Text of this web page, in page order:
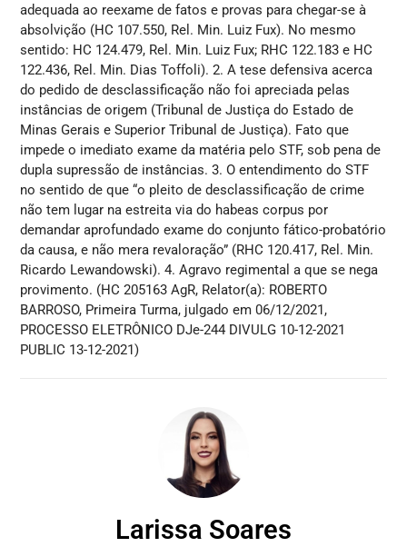
adequada ao reexame de fatos e provas para chegar-se à
absolvição (HC 107.550, Rel. Min. Luiz Fux). No mesmo
sentido: HC 124.479, Rel. Min. Luiz Fux; RHC 122.183 e HC
122.436, Rel. Min. Dias Toffoli). 2. A tese defensiva acerca
do pedido de desclassificação não foi apreciada pelas
instâncias de origem (Tribunal de Justiça do Estado de
Minas Gerais e Superior Tribunal de Justiça). Fato que
impede o imediato exame da matéria pelo STF, sob pena de
dupla supressão de instâncias. 3. O entendimento do STF
no sentido de que “o pleito de desclassificação de crime
não tem lugar na estreita via do habeas corpus por
demandar aprofundado exame do conjunto fático-probatório
da causa, e não mera revaloração” (RHC 120.417, Rel. Min.
Ricardo Lewandowski). 4. Agravo regimental a que se nega
provimento. (HC 205163 AgR, Relator(a): ROBERTO
BARROSO, Primeira Turma, julgado em 06/12/2021,
PROCESSO ELETRÔNICO DJe-244 DIVULG 10-12-2021
PUBLIC 13-12-2021)
Larissa Soares